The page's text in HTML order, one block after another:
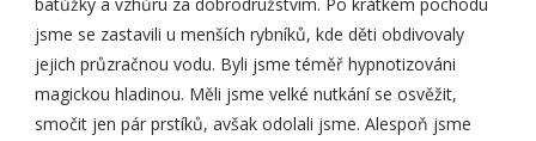
batůžky a vzhůru za dobrodružstvím. Po krátkém pochodu
jsme se zastavili u menších rybníků, kde děti obdivovaly
jejich průzračnou vodu. Byli jsme téměř hypnotizováni
magickou hladinou. Měli jsme velké nutkání se osvěžit,
smočit jen pár prstíků, avšak odolali jsme. Alespoň jsme